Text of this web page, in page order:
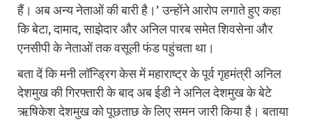
हैं। अब अन्य नेताओं की बारी है।’ उन्होंने आरोप लगाते हुए कहा
कि बेटा, दामाद, साझेदार और अनिल पारब समेत शिवसेना और
एनसीपी के नेताओं तक वसूली फंड पहुंचता था।
बता दें कि मनी लॉन्ड्रिग केस में महाराष्ट्र के पूर्व गृहमंत्री अनिल
देशमुख की गिरफ्तारी के बाद अब ईडी ने अनिल देशमुख के बेटे
ऋषिकेश देशमुख को पूछताछ के लिए समन जारी किया है। बताया